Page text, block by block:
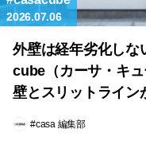
2026.07.06
外壁は経年劣化しな
cube（カーサ・キ
壁とスリットライン
#casa 編集部